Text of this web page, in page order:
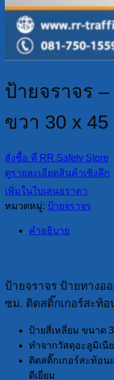
ป้ายจราจร
ขวา 30 x
สั่งซื้อ ที่ RR Safety Store
ดูรายละเอียดสินค้าเชิงลึก
เพิ่มในใบเสนอราคา
หมวดหมู่: ป้ายจราจร
คำอธิบาย
ป้ายจราจร ป้ายทางอ
ซม. ติดสติ๊กเกอร์สะท้อ
ป้ายสี่เหลี่ยม ขนาด
ทำจากวัสดุอะลูมิเนี
ติดสติ๊กเกอร์สะท้อน
ดีเยี่ยม